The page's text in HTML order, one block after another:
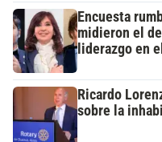
Encuesta
midieron el
liderazgo en
Ricardo
sobre la